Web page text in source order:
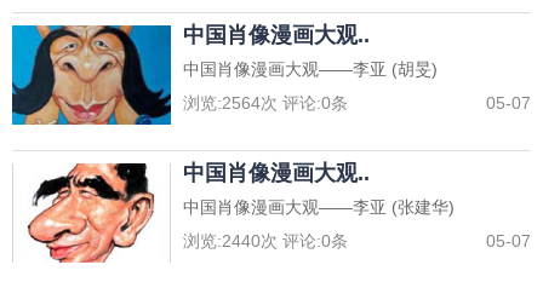
中国肖像漫画大观..
中国肖像漫画大观——李亚 (胡旻)
浏览:2564次 评论:0条 05-07
中国肖像漫画大观..
中国肖像漫画大观——李亚 (张建华)
浏览:2440次 评论:0条 05-07